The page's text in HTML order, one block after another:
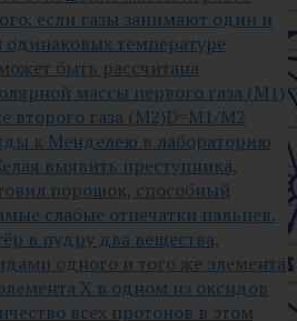
если газы занимают один и
температуре
быть рассчитана
массы первого газа (M1)
второго газа (M2)D=M1/M2
к Менделею в лабораторию
выявить преступника,
порошок, способный
слабые отпечатки пальцев.
в пудру два вещества,
одного и того же элемента
X в одном из оксидов
всех протонов в этом